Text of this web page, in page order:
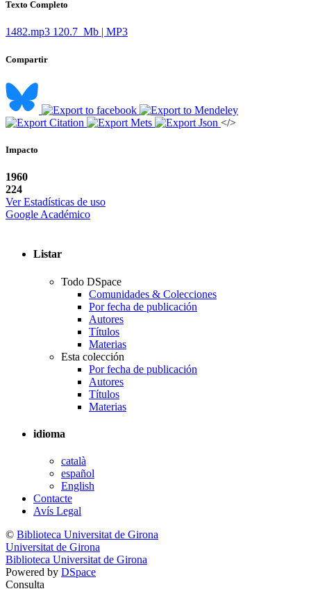
Texto Completo
1482.mp3 120.7 Mb | MP3
Compartir
</>
Impacto
1960
224
Ver Estadísticas de uso
Google Académico
Listar
Todo DSpace
Comunidades & Colecciones
Por fecha de publicación
Autores
Títulos
Materias
Esta colección
Por fecha de publicación
Autores
Títulos
Materias
idioma
català
español
English
Contacte
Avís Legal
© Biblioteca Universitat de Girona
Universitat de Girona
Biblioteca Universitat de Girona
Powered by DSpace
Consulta